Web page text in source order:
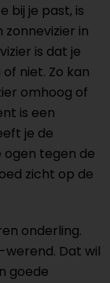
bij je past, is
in
is dat je
niet. Zo kan
omhoog of
is een
je de
ogen tegen de
zicht op de
onderling.
werend. Dat wil
goede